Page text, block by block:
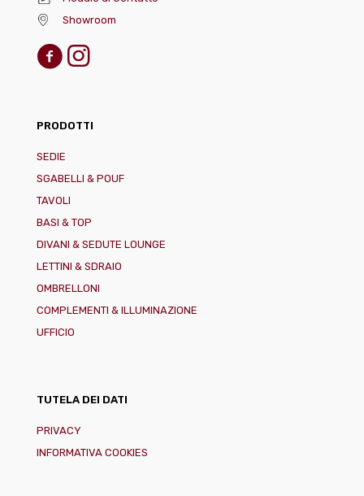
Showroom
PRODOTTI
SEDIE
SGABELLI & POUF
TAVOLI
BASI & TOP
DIVANI & SEDUTE LOUNGE
LETTINI & SDRAIO
OMBRELLONI
COMPLEMENTI & ILLUMINAZIONE
UFFICIO
TUTELA DEI DATI
PRIVACY
INFORMATIVA COOKIES